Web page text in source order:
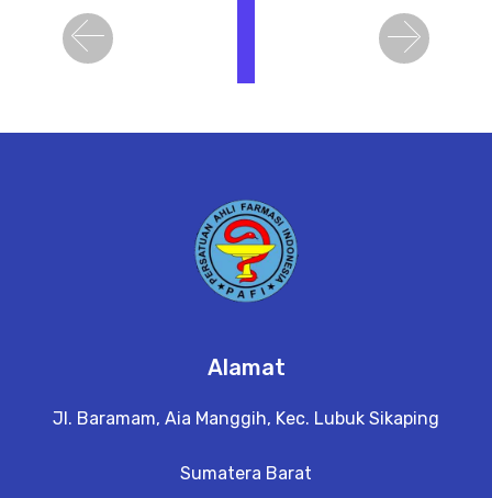
Previous Next
Alamat
Jl. Baramam, Aia Manggih, Kec. Lubuk Sikaping
Sumatera Barat